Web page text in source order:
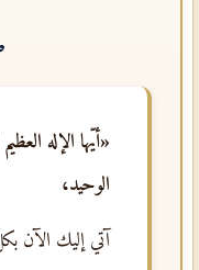
«أيّها الإله
الوحيد،
آتي إليك الآن